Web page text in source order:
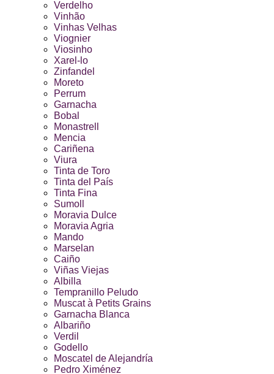
Verdelho
Vinhão
Vinhas Velhas
Viognier
Viosinho
Xarel-lo
Zinfandel
Moreto
Perrum
Garnacha
Bobal
Monastrell
Mencia
Cariñena
Viura
Tinta de Toro
Tinta del País
Tinta Fina
Sumoll
Moravia Dulce
Moravia Agria
Mando
Marselan
Caiño
Viñas Viejas
Albilla
Tempranillo Peludo
Muscat à Petits Grains
Garnacha Blanca
Albariño
Verdil
Godello
Moscatel de Alejandría
Pedro Ximénez